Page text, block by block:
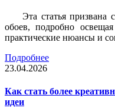
Эта статья призвана
обоев, подробно
практические нюансы и
Подробнее
23.04.2026
Как стать более
идеи